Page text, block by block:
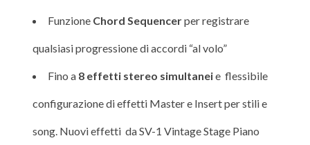
Funzione Chord Sequencerper registrare
qualsiasi progressione di accordi “al volo”
Fino a 8 effetti stereo simultaneie flessibile
configurazione di effetti Master e Insert per stili e
song. Nuovi effetti da SV-1 Vintage Stage Piano